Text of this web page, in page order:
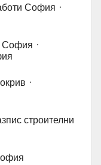
София ·
София ·
·
строителни